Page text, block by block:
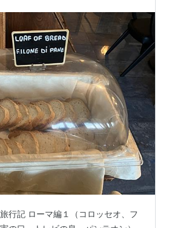
行記 ローマ編１（コロッセオ、フ